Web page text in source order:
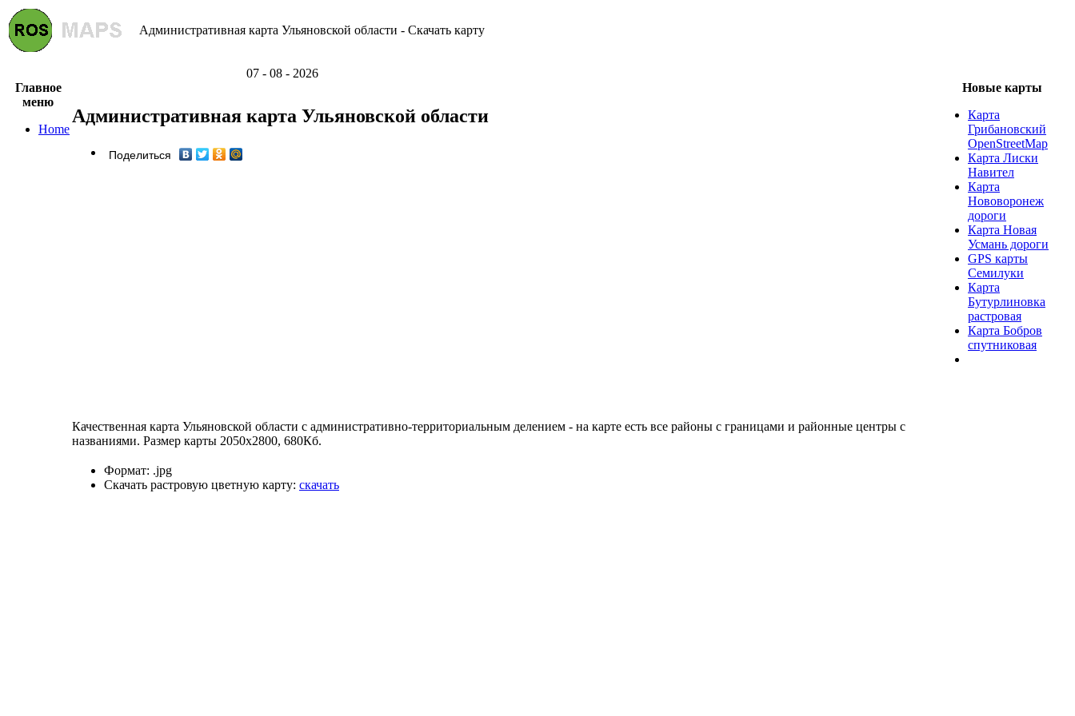
Административная карта Ульяновской области - Скачать карту
07 - 08 - 2026
Главное
меню
Home
Административная карта Ульяновской области
Поделиться
Качественная карта Ульяновской области с административно-территориальным делением - на карте есть все районы с границами и районные центры с
названиями. Размер карты 2050х2800, 680Кб.
Формат: .jpg
Скачать растровую цветную карту: скачать
Новые карты
Карта
Грибановский
OpenStreetMap
Карта Лиски
Навител
Карта
Нововоронеж
дороги
Карта Новая
Усмань дороги
GPS карты
Семилуки
Карта
Бутурлиновка
растровая
Карта Бобров
спутниковая